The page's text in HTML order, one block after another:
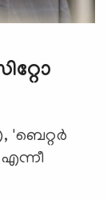
'ബെറ്റർ